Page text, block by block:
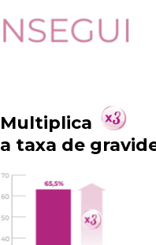
Multiplica
a taxa de